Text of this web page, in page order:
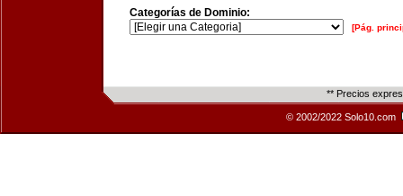
Categorías de Dominio:
[Pág.
** Precios
© 2002/2022 Solo10.com